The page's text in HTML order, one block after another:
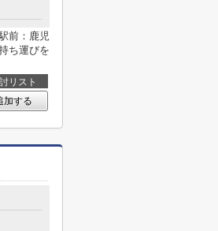
前：鹿児
ち運びを
リスト
加する